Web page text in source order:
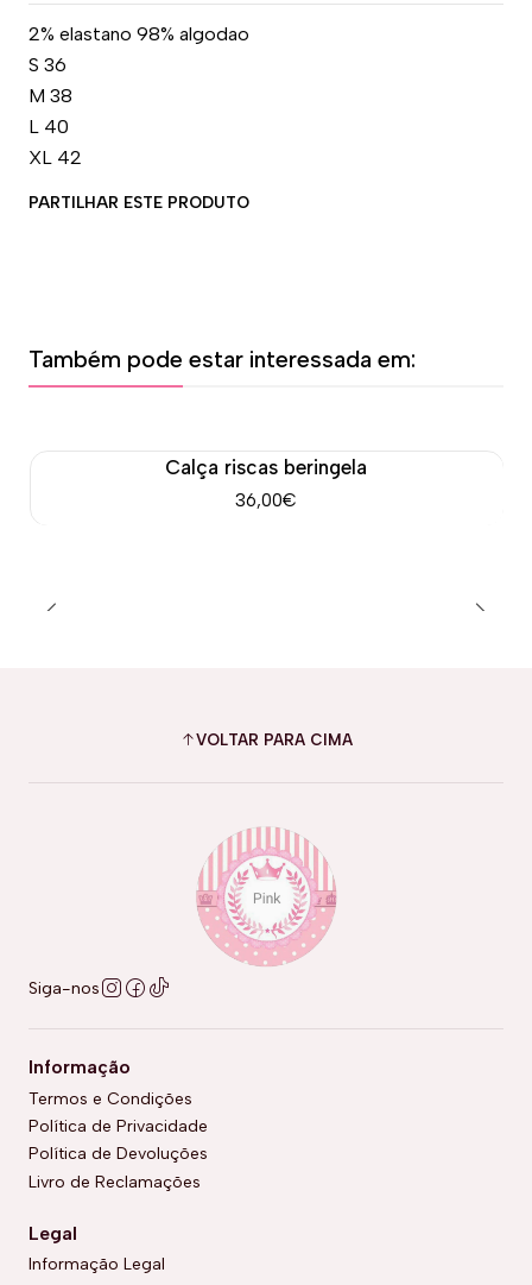
2% elastano 98% algodao
S 36
M 38
L 40
XL 42
PARTILHAR ESTE PRODUTO
Também pode estar interessada em:
Calça riscas beringela
36,00€
VOLTAR PARA CIMA
Siga-nos
Informação
Termos e Condições
Política de Privacidade
Política de Devoluções
Livro de Reclamações
Legal
Informação Legal